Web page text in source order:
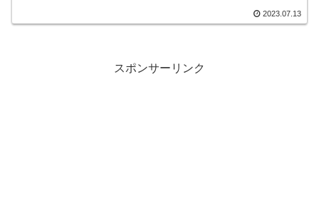
2023.07.13
スポンサーリンク